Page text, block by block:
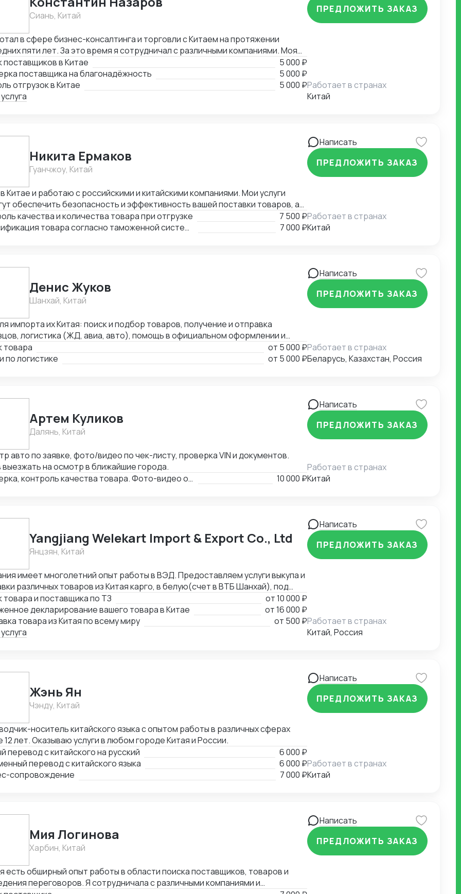
Сиань, Китай
в сфере бизнес-консалтинга и торговли с Китаем на протяжении
пяти лет. За это время я сотрудничал с различными компаниями. Моя
была связана с международным бизнесом и торговлей. Я изучал
аспекты китайского рынка и бизнес-стратегии. Важной частью моей
было изучение китайского языка и культуры.
поставщиков в Китае
5 000 ₽
поставщика на благонадёжность
5 000 ₽
отгрузок в Китае
5 000 ₽
ПРЕДЛОЖИТЬ ЗАКАЗ
Работает в странах
Китай
Никита Ермаков
Гуанчжоу, Китай
Китае и работаю с российскими и китайскими компаниями. Мои услуги
обеспечить безопасность и эффективность вашей поставки товаров, а
сократить риски таможенных проблем и задержек.
качества и количества товара при отгрузке
7 500 ₽
Классификация товара согласно таможенной системе
7 000 ₽
Написать
ПРЕДЛОЖИТЬ ЗАКАЗ
Работает в странах
Китай
Денис Жуков
Шанхай, Китай
Китая: поиск и подбор товаров, получение и отправка
логистика (ЖД, авиа, авто), помощь в официальном оформлении и
из РФ.
товара от 5 000 ₽
по логистике
от 5 000 ₽
Написать
ПРЕДЛОЖИТЬ ЗАКАЗ
Работает в странах
Беларусь, Казахстан, Россия
Артем Куликов
Далянь, Китай
авто по заявке, фото/видео по чек-листу, проверка VIN и документов.
выезжать на осмотр в ближайшие города.
Проверка, контроль качества товара. Фото-видео отчет
10 000 ₽
Написать
ПРЕДЛОЖИТЬ ЗАКАЗ
Работает в странах
Китай
Yangjiang Welekart Import & Export Co., Ltd
Янцзян, Китай
имеет многолетний опыт работы в ВЭД. Предоставляем услуги выкупа и
различных товаров из Китая карго, в белую(счет в ВТБ Шанхай), под
с оформлением различных сертификатов на территории КНР. В
из за территориального расположения компании, специализируемся
утвари, ножах, режущих предметах: ножницы, секаторы, маникюрные
инструменты и т.п.; стоматологических металлических
товара и поставщика по ТЗ от10 000 ₽
декларирование вашего товара в Китае
от16 000 ₽
товара из Китая по всему миру
от 500 ₽
Написать
ПРЕДЛОЖИТЬ ЗАКАЗ
Работает в странах
Китай, Россия
Жэнь Ян
Чэнду, Китай
носитель китайского языка с опытом работы в различных сферах
12 лет. Оказываю услуги в любом городе Китая и России.
перевод с китайского на русский
6 000 ₽
перевод с китайского языка
6 000 ₽
сопровождение
7 000 ₽
Написать
ПРЕДЛОЖИТЬ ЗАКАЗ
Работает в странах
Китай
Мия Логинова
Харбин, Китай
есть обширный опыт работы в области поиска поставщиков, товаров и
переговоров. Я сотрудничала с различными компаниями и
Написать
ПРЕДЛОЖИТЬ ЗАКАЗ